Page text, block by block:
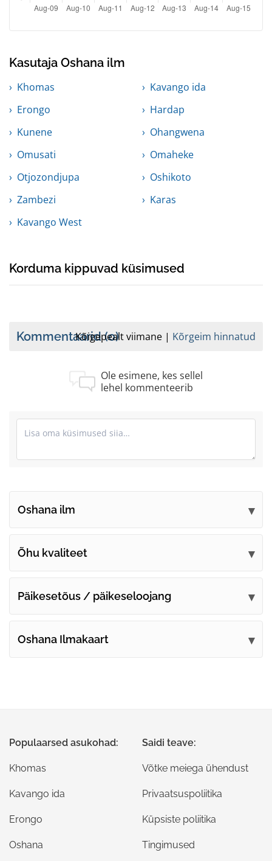
Kasutaja Oshana ilm
Khomas
Kavango ida
Erongo
Hardap
Kunene
Ohangwena
Omusati
Omaheke
Otjozondjupa
Oshikoto
Zambezi
Karas
Kavango West
Korduma kippuvad küsimused
Kommentaarid(0)
Kõigepealt viimane Kõrgeim hinnatud
Ole esimene, kes sellel
lehel kommenteerib
Oshana ilm
Õhu kvaliteet
Päikesetõus / päikeseloojang
Oshana Ilmakaart
Populaarsed asukohad:
Khomas
Kavango ida
Erongo
Oshana
Saidi teave:
Võtke meiega ühendust
Privaatsuspoliitika
Küpsiste poliitika
Tingimused